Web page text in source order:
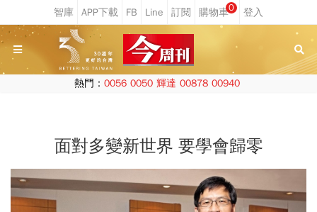
0
熱門： 0056 0050 輝達 00878 00940
面對多變新世界 要學會歸零